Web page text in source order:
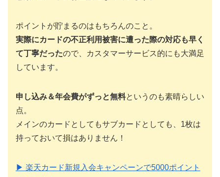
ポイントが貯まるのはもちろんのこと。
実際にカードの不正利用被害に遭った際の対応も早く
て丁寧だったので、カスタマーサービス的にも大満足
しています。
申し込み＆年会費がずっと無料というのも素晴らしい
点。
メインのカードとしてもサブカードとしても、1枚は
持っておいて損はありません！
▶ 楽天カード新規入会キャンペーンで5000ポイント